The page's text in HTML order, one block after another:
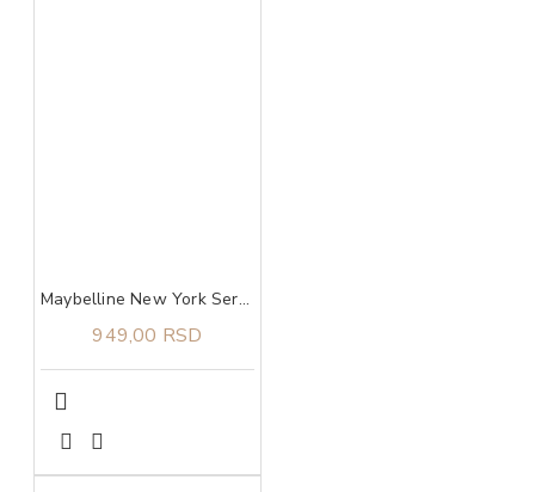
Maybelline New York Serum ruž za usne maybe it's intense 104
949,00 RSD